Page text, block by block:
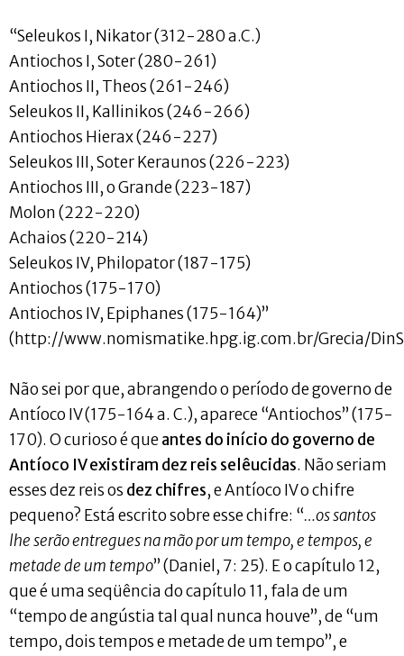
“Seleukos I, Nikator (312-280 a.C.)
Antiochos I, Soter (280-261)
Antiochos II, Theos (261-246)
Seleukos II, Kallinikos (246-266)
Antiochos Hierax (246-227)
Seleukos III, Soter Keraunos (226-223)
Antiochos III, o Grande (223-187)
Molon (222-220)
Achaios (220-214)
Seleukos IV, Philopator (187-175)
Antiochos (175-170)
Antiochos IV, Epiphanes (175-164)”
(http://www.nomismatike.hpg.ig.com.br/Grecia/
Não sei por que, abrangendo o período de governo de
Antíoco IV (175-164 a. C.), aparece “Antiochos” (175-
170). O curioso é queantes do início do governo de
Antíoco IV existiram dez reis selêucidas. Não seriam
esses dez reis os dez chifres, e Antíoco IV o chifre
pequeno? Está escrito sobre esse chifre: “…os santos
lhe serão entregues na mão por um tempo, e tempos, e
metade de um tempo” (Daniel, 7: 25). E o capítulo 12,
que é uma seqüência do capítulo 11, fala de um
“tempo de angústia tal qual nunca houve”, de “um
tempo, dois tempos e metade de um tempo”, e